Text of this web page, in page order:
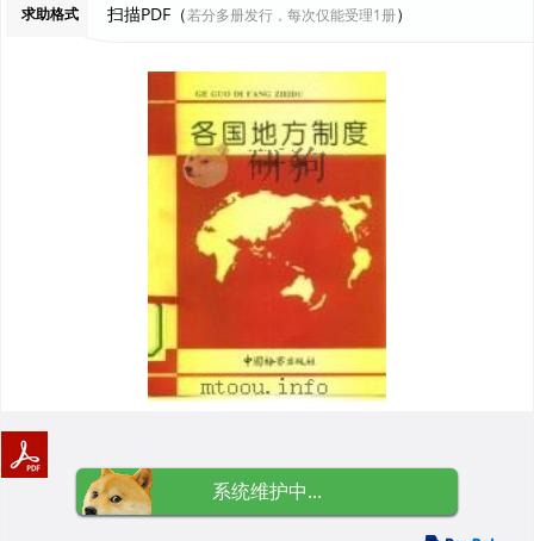
求助格式 扫描PDF（若分多册发行，每次仅能受理1册）
系统维护中...